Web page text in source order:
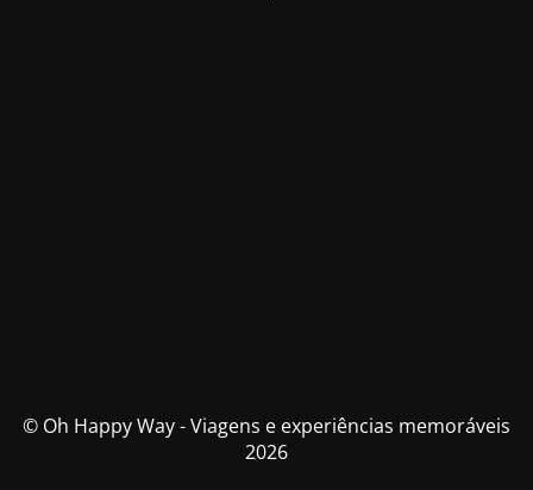
© Oh Happy Way - Viagens e experiências memoráveis
2026